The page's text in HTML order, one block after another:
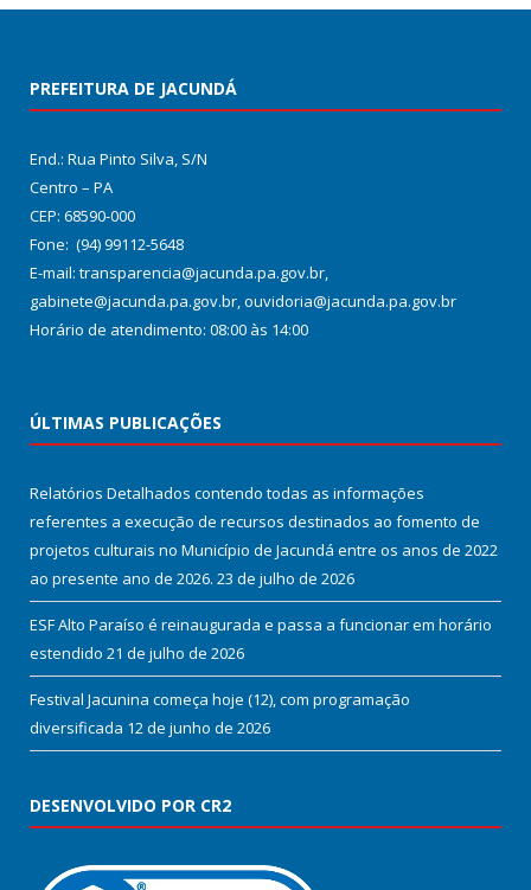
PREFEITURA DE JACUNDÁ
End.: Rua Pinto Silva, S/N
Centro – PA
CEP: 68590-000
Fone: (94) 99112-5648
E-mail: transparencia@jacunda.pa.gov.br,
gabinete@jacunda.pa.gov.br, ouvidoria@jacunda.pa.gov.br
Horário de atendimento: 08:00 às 14:00
ÚLTIMAS PUBLICAÇÕES
Relatórios Detalhados contendo todas as informações
referentes a execução de recursos destinados ao fomento de
projetos culturais no Município de Jacundá entre os anos de 2022
ao presente ano de 2026. 23 de julho de 2026
ESF Alto Paraíso é reinaugurada e passa a funcionar em horário
estendido 21 de julho de 2026
Festival Jacunina começa hoje (12), com programação
diversificada 12 de junho de 2026
DESENVOLVIDO POR CR2